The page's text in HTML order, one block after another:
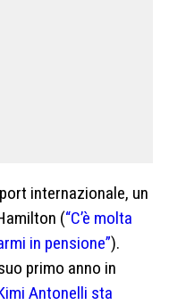
internazionale, un
(“C’è molta
in pensione”).
primo anno in
Antonelli sta